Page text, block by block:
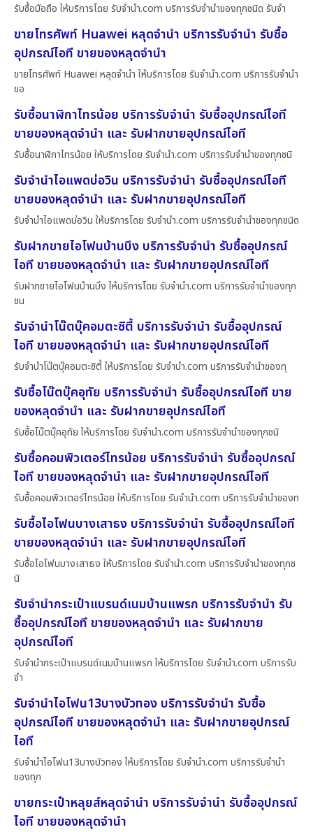
รับซื้อมือถือ ให้บริการโดย รับจํานํา.com บริการรับจำนำของทุกชนิด รับจำ
ขายโทรศัพท์ Huawei หลุดจำนำ บริการรับจำนำ รับซื้อ
อุปกรณ์ไอที ขายของหลุดจำนำ
ขายโทรศัพท์ Huawei หลุดจำนำ ให้บริการโดย รับจํานํา.com บริการรับจำนำ
ขอ
รับซื้อนาฬิกาไทรน้อย บริการรับจำนำ รับซื้ออุปกรณ์ไอที
ขายของหลุดจำนำ และ รับฝากขายอุปกรณ์ไอที
รับซื้อนาฬิกาไทรน้อย ให้บริการโดย รับจํานํา.com บริการรับจำนำของทุกชนิ
รับจำนำไอแพดบ่อวิน บริการรับจำนำ รับซื้ออุปกรณ์ไอที
ขายของหลุดจำนำ และ รับฝากขายอุปกรณ์ไอที
รับจำนำไอแพดบ่อวิน ให้บริการโดย รับจํานํา.com บริการรับจำนำของทุกชนิด
รับฝากขายไอโฟนบ้านบึง บริการรับจำนำ รับซื้ออุปกรณ์
ไอที ขายของหลุดจำนำ และ รับฝากขายอุปกรณ์ไอที
รับฝากขายไอโฟนบ้านบึง ให้บริการโดย รับจํานํา.com บริการรับจำนำของทุก
ชน
รับจำนำโน๊ตบุ๊คอมตะซิตี้ บริการรับจำนำ รับซื้ออุปกรณ์
ไอที ขายของหลุดจำนำ และ รับฝากขายอุปกรณ์ไอที
รับจำนำโน๊ตบุ๊คอมตะซิตี้ ให้บริการโดย รับจํานํา.com บริการรับจำนำของทุ
รับซื้อโน๊ตบุ๊คอุทัย บริการรับจำนำ รับซื้ออุปกรณ์ไอที ขาย
ของหลุดจำนำ และ รับฝากขายอุปกรณ์ไอที
รับซื้อโน๊ตบุ๊คอุทัย ให้บริการโดย รับจํานํา.com บริการรับจำนำของทุกชนิ
รับซื้อคอมพิวเตอร์ไทรน้อย บริการรับจำนำ รับซื้ออุปกรณ์
ไอที ขายของหลุดจำนำ และ รับฝากขายอุปกรณ์ไอที
รับซื้อคอมพิวเตอร์ไทรน้อย ให้บริการโดย รับจํานํา.com บริการรับจำนำของท
รับซื้อไอโฟนบางเสาธง บริการรับจำนำ รับซื้ออุปกรณ์ไอที
ขายของหลุดจำนำ และ รับฝากขายอุปกรณ์ไอที
รับซื้อไอโฟนบางเสาธง ให้บริการโดย รับจํานํา.com บริการรับจำนำของทุกช
นิ
รับจำนำกระเป๋าแบรนด์เนมบ้านแพรก บริการรับจำนำ รับ
ซื้ออุปกรณ์ไอที ขายของหลุดจำนำ และ รับฝากขาย
อุปกรณ์ไอที
รับจำนำกระเป๋าแบรนด์เนมบ้านแพรก ให้บริการโดย รับจํานํา.com บริการรับ
จำ
รับจำนำไอโฟน13บางบัวทอง บริการรับจำนำ รับซื้อ
อุปกรณ์ไอที ขายของหลุดจำนำ และ รับฝากขายอุปกรณ์
ไอที
รับจำนำไอโฟน13บางบัวทอง ให้บริการโดย รับจํานํา.com บริการรับจำนำ
ของทุก
ขายกระเป๋าหลุยส์หลุดจำนำ บริการรับจำนำ รับซื้ออุปกรณ์
ไอที ขายของหลุดจำนำ